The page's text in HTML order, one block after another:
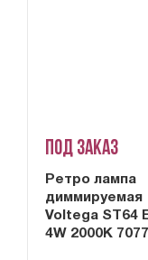
Под заказ
Ретро лампа
диммируемая
Voltega ST64
4W 2000K 7077